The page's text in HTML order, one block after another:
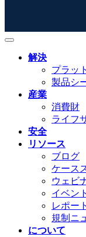
解決
プラッ
製品シ
産業
消費財
ライフ
安全
リソース
ブログ
ケース
ウェビ
イベント
レポート
規制ニ
について